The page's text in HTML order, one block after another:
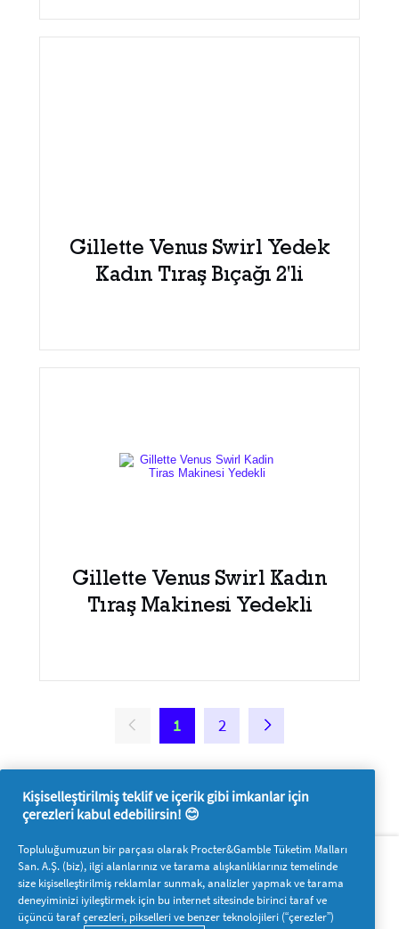
Gillette Venus Swirl Yedek
Kadın Tıraş Bıçağı 2'li
Gillette Venus Swirl Kadın
Tıraş Makinesi Yedekli
1 2
Hakkımızda
P&G'ye ulaşın
Pg.com.tr’yi ziyaret edin
Bizi takip edin
Kişiselleştirilmiş teklif ve içerik gibi imkanlar için
çerezleri kabul edebilirsin! 😊
Topluluğumuzun bir parçası olarak Procter&Gamble Tüketim Malları
San. A.Ş. (biz), ilgi alanlarınız ve tarama alışkanlıklarınız temelinde
size kişiselleştirilmiş reklamlar sunmak, analizler yapmak ve tarama
deneyiminizi iyileştirmek için bu internet sitesinde birinci taraf ve
üçüncü taraf çerezleri, pikselleri ve benzer teknolojileri (“çerezler”)